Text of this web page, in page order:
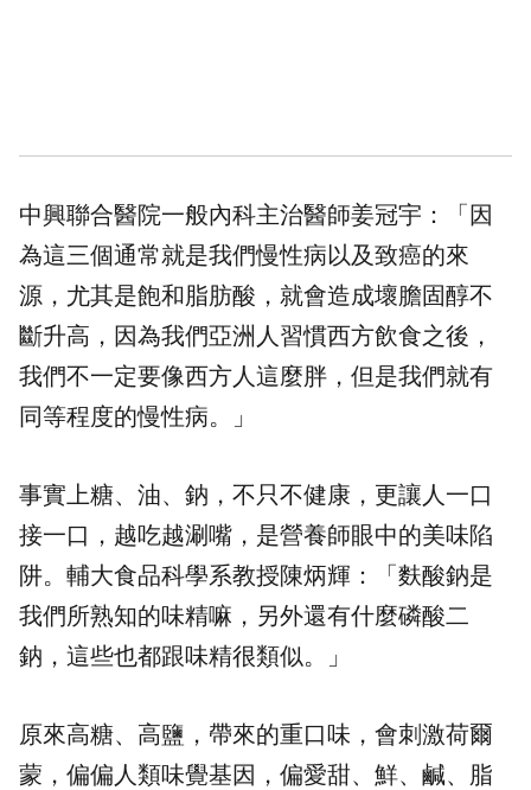
中興聯合醫院一般內科主治醫師姜冠宇：「因
為這三個通常就是我們慢性病以及致癌的來
源，尤其是飽和脂肪酸，就會造成壞膽固醇不
斷升高，因為我們亞洲人習慣西方飲食之後，
我們不一定要像西方人這麼胖，但是我們就有
同等程度的慢性病。」
事實上糖、油、鈉，不只不健康，更讓人一口
接一口，越吃越涮嘴，是營養師眼中的美味陷
阱。輔大食品科學系教授陳炳輝：「麩酸鈉是
我們所熟知的味精嘛，另外還有什麼磷酸二
鈉，這些也都跟味精很類似。」
原來高糖、高鹽，帶來的重口味，會刺激荷爾
蒙，偏偏人類味覺基因，偏愛甜、鮮、鹹、脂